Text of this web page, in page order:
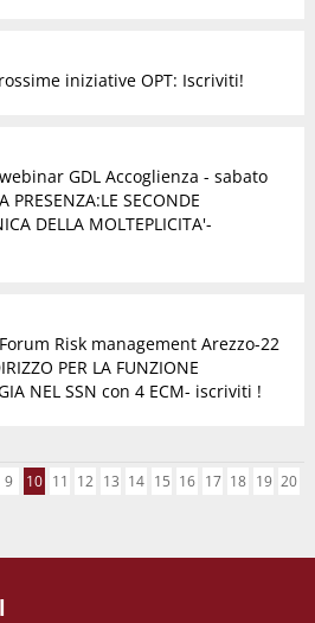
iniziative OPT: Iscriviti!
GDL Accoglienza - sabato
SECONDE
DELLA MOLTEPLICITA'-
Risk management Arezzo-22
PER LA FUNZIONE
NEL SSN con 4 ECM- iscriviti !
9 10 11 12 13 14 15 16 17 18 19 20